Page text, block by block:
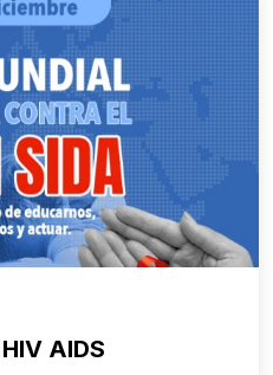
AIDS